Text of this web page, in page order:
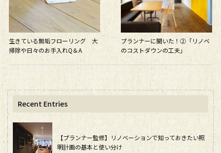
生きている無垢フローリング 大
掃除や日々のお手入れQ＆A
プランナーに聞いた！②「リノベ
のコストダウンの工夫」
Recent Entries
【プランナー監修】リノベーションで知っておきたい照
明計画の基本と使い分け